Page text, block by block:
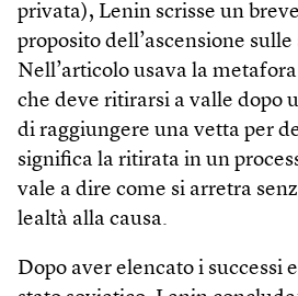
privata), Lenin scrisse un
proposito dell’ascensione
Nell’articolo usava la
che deve ritirarsi a valle dopo
di raggiungere una vetta per
significa la ritirata in un
vale a dire come si arretra
lealtà alla causa.
Dopo aver elencato i successi